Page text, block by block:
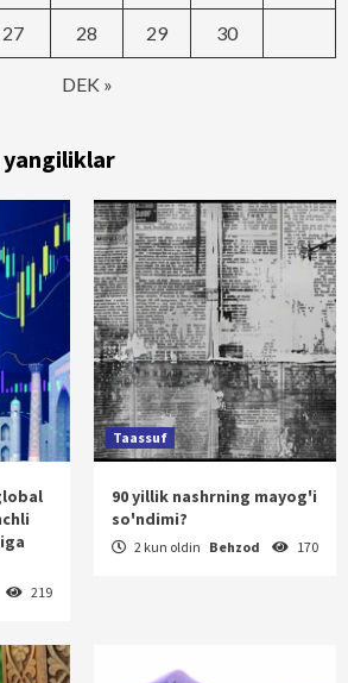
DEK »
27 28 29 30
219
Taassuf
90 yillik nashrning mayog'i
so'ndimi?
2 kun oldin Behzod 170